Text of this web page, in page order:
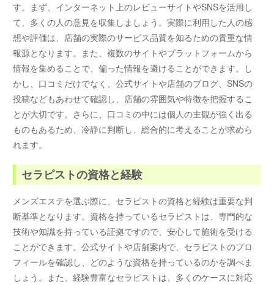
す。まず、インターネット上のレビューサイトやSNSを活用し
て、多くの人の意見を収集しましょう。実際に利用した人の感
想や評価は、店舗の実際のサービス品質を知るための貴重な情
報源となります。また、複数のサイトやプラットフォームから
情報を集めることで、偏った情報を避けることができます。し
かし、口コミだけでなく、公式サイトや店舗のブログ、SNSの
投稿などもあわせて確認し、店舗の雰囲気や特徴を把握するこ
とが大切です。さらに、口コミの中には個人の主観が強く出る
ものもあるため、冷静に判断し、総合的に考えることが求めら
れます。
セラピストの資格と経験
メンズエステを選ぶ際に、セラピストの資格と経験は重要な判
断基準となります。資格を持っているセラピストは、専門的な
技術や知識を持っている証拠ですので、安心して施術を受ける
ことができます。公式サイトや店舗案内で、セラピストのプロ
フィールを確認し、どのような資格を持っているのかを調べま
しょう。また、経験豊富なセラピストは、多くのケースに対応